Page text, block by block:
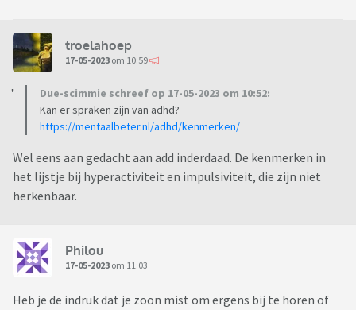
troelahoep
17-05-2023 om 10:59
Due-scimmie schreef op 17-05-2023 om 10:52:
Kan er spraken zijn van adhd?
https://mentaalbeter.nl/adhd/kenmerken/
Wel eens aan gedacht aan add inderdaad. De kenmerken in
het lijstje bij hyperactiviteit en impulsiviteit, die zijn niet
herkenbaar.
Philou
17-05-2023 om 11:03
Heb je de indruk dat je zoon mist om ergens bij te horen of